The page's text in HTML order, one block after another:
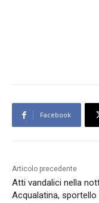
Facebook
Articolo precedente
Atti vandalici nella
Acqualatina, sportello